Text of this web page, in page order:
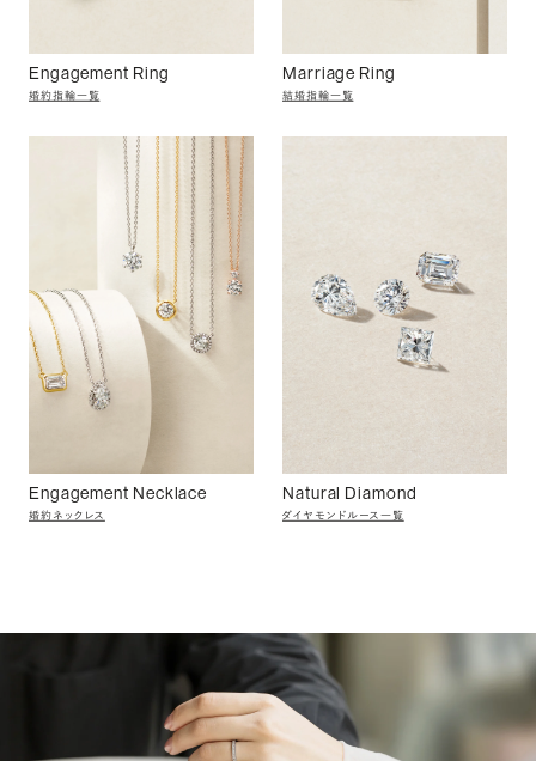
Engagement Ring
婚約指輪一覧
Marriage Ring
結婚指輪一覧
Engagement Necklace
婚約ネックレス
Natural Diamond
ダイヤモンドルース一覧